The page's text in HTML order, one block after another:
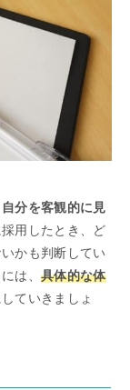
自分を客観的に見
用したとき、ど
かも判断してい
は、具体的な体
ていきましょ